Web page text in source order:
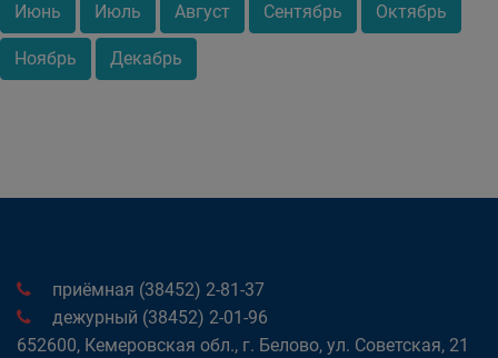
Июнь Июль Август Сентябрь Октябрь
Ноябрь Декабрь
приёмная (38452) 2-81-37
дежурный (38452) 2-01-96
652600, Кемеровская обл., г. Белово, ул. Советская, 21